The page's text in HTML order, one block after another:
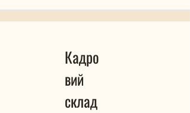
Кадро
вий
склад